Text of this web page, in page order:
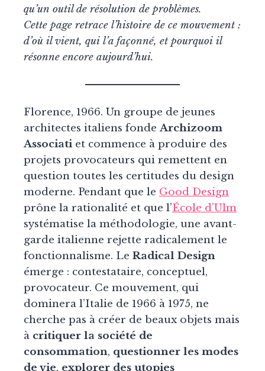
qu’un outil de résolution de problèmes.
Cette page retrace l’histoire de ce mouvement :
d’où il vient, qui l’a façonné, et pourquoi il
résonne encore aujourd’hui.
Florence, 1966. Un groupe de jeunes
architectes italiens fondeArchizoom
Associatiet commence à produire des
projets provocateurs qui remettent en
question toutes les certitudes du design
moderne. Pendant que le Good Design
prône la rationalité et que l’École d’Ulm
systématise la méthodologie, une avant-
garde italienne rejette radicalement le
fonctionnalisme. Le Radical Design
émerge : contestataire, conceptuel,
provocateur. Ce mouvement, qui
dominera l’Italie de 1966 à 1975, ne
cherche pas à créer de beaux objets mais
à critiquer la société de
consommation, questionner les modes
de vie, explorer des utopies